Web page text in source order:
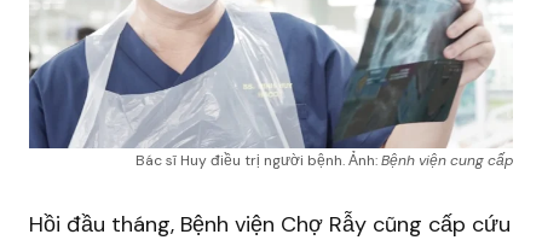
Bác sĩ Huy điều trị người bệnh. Ảnh:Bệnh viện cung cấp
Hồi đầu tháng, Bệnh viện Chợ Rẫy cũng cấp cứu